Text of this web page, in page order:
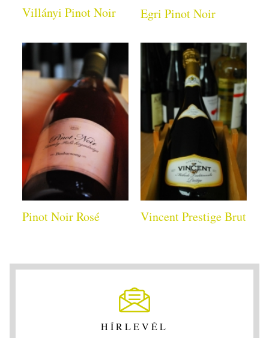
Villányi Pinot Noir Egri Pinot Noir
Pinot Noir Rosé Vincent Prestige Brut
HÍRLEVÉL